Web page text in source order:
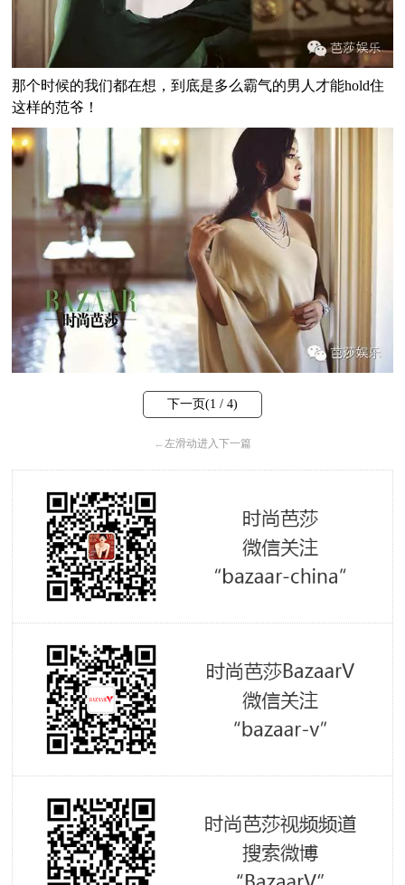
那个时候的我们都在想，到底是多么霸气的男人才能hold住
这样的范爷！
下一页(1 / 4)
←左滑动进入下一篇